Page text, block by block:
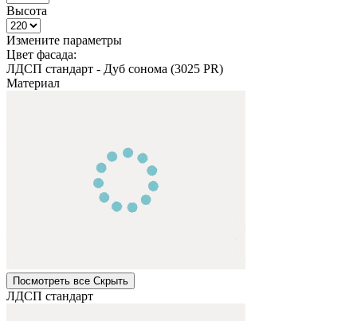
Высота
Измените параметры
Цвет фасада:
ЛДСП стандарт - Дуб сонома (3025 PR)
Материал
Посмотреть все Cкрыть
ЛДСП стандарт